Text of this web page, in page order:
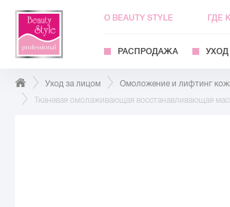
О BEAUTY STYLE ГДЕ
РАСПРОДАЖА
Уход за лицом Омоложение и лифтинг
Тканевая омолаживающая восстанавливающая